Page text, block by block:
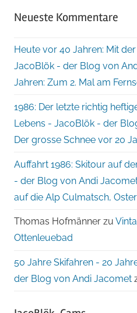
Neueste Kommentare
Heute vor 40 Jahren: Mit
JacoBlök - der Blog von
Jahren: Zum 2. Mal am
1986: Der letzte richtig
Lebens - JacoBlök - der
Der grosse Schnee vor 20
Auffahrt 1986: Skitour auf
- der Blog von Andi
auf die Alp Culmatsch,
Thomas Hofmänner zu
Ottenleuebad
50 Jahre Skifahren - 20
der Blog von Andi Jacomet